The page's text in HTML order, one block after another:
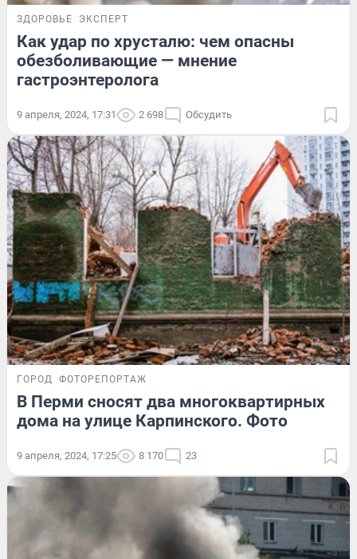
ЗДОРОВЬЕ ЭКСПЕРТ
Как удар по хрусталю: чем опасны
обезболивающие — мнение
гастроэнтеролога
9 апреля, 2024, 17:31 2 698 Обсудить
ГОРОД ФОТОРЕПОРТАЖ
В Перми сносят два многоквартирных
дома на улице Карпинского. Фото
9 апреля, 2024, 17:25 8 170 23